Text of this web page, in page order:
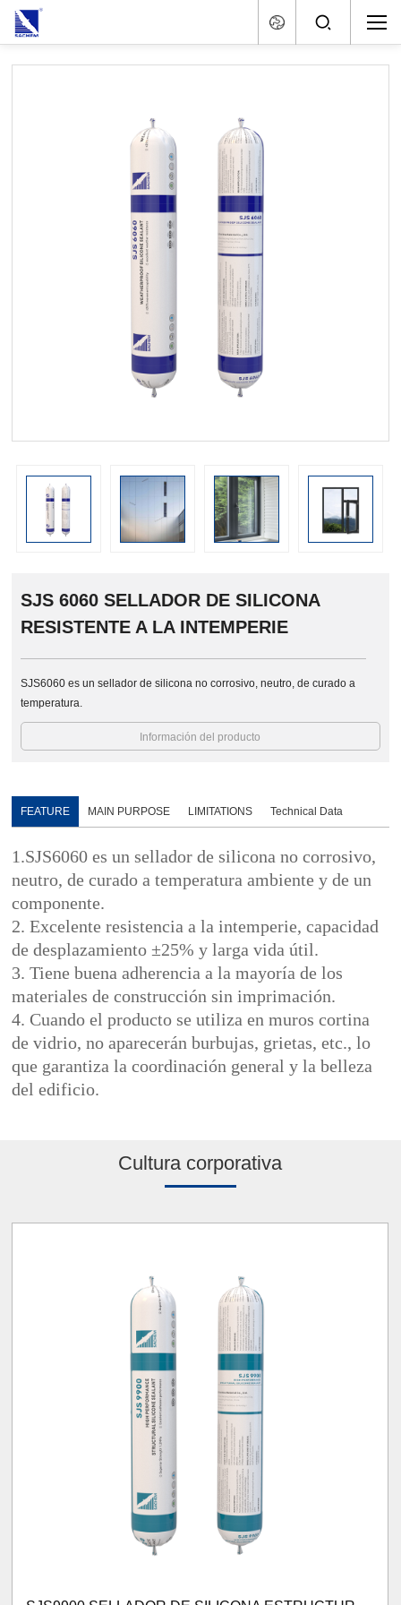
prev
SJS 6060 SELLADOR DE SILICONA
RESISTENTE A LA INTEMPERIE
SJS6060 es un sellador de silicona no corrosivo, neutro, de curado a
temperatura.
Información del producto
FEATURE MAIN PURPOSE LIMITATIONS Technical Data
1.SJS6060 es un sellador de silicona no corrosivo,
neutro, de curado a temperatura ambiente y de un
componente.
2. Excelente resistencia a la intemperie, capacidad
de desplazamiento ±25% y larga vida útil.
3. Tiene buena adherencia a la mayoría de los
materiales de construcción sin imprimación.
4. Cuando el producto se utiliza en muros cortina
de vidrio, no aparecerán burbujas, grietas, etc., lo
que garantiza la coordinación general y la belleza
del edificio.
Cultura corporativa